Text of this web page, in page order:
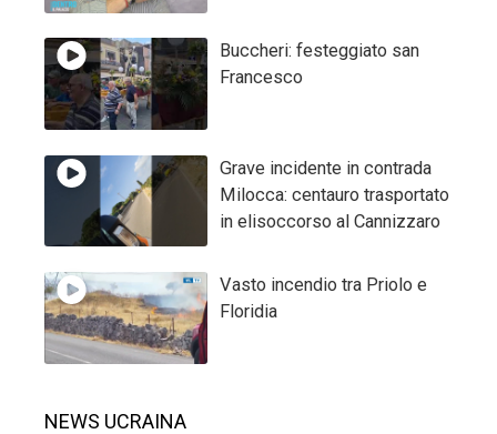
Buccheri: festeggiato san
Francesco
Grave incidente in contrada
Milocca: centauro trasportato
in elisoccorso al Cannizzaro
Vasto incendio tra Priolo e
Floridia
NEWS UCRAINA